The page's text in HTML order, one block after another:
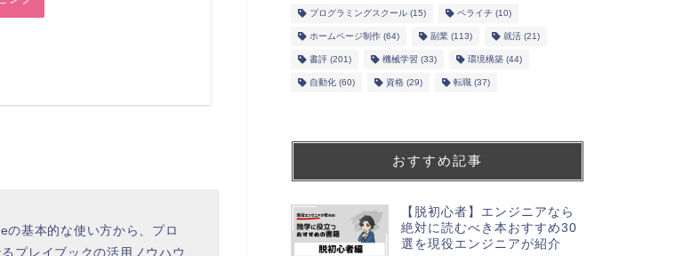
基本的な使い方から、プロ
プレイブックの活用ノウハウ
プログラミングスクール(15) ペライチ (10)
ホームページ制作(64) 副業(113) 就活(21)
書評(201) 機械学習 (33) 環境構築(44)
自動化(60) 資格(29) 転職 (37)
おすすめ記事
【脱初心者】エンジニアなら
絶対に読むべき本おすすめ30
選を現役エンジニアが紹介